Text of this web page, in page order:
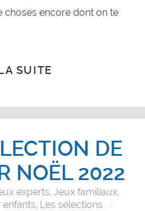
encore dont on te
SUITE
DE
NOËL 2022
experts ,Jeux familiaux
Les sélections